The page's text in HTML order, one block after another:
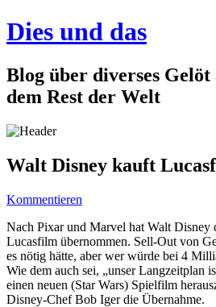
Dies und das
Blog über diverses Gelöt
dem Rest der Welt
Walt Disney kauft
Kommentieren
Nach Pixar und Marvel hat Walt Disney
Lucasfilm übernommen. Sell-Out von
es nötig hätte, aber wer würde bei 4
Wie dem auch sei, „unser Langzeitplan
einen neuen (Star Wars) Spielfilm
Disney-Chef Bob Iger die Übernahme.